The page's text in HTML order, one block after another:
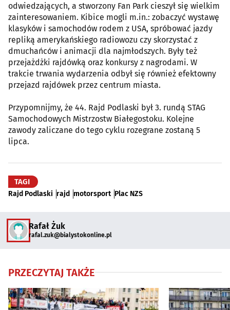
odwiedzających, a stworzony Fan Park cieszył się wielkim
zainteresowaniem. Kibice mogli m.in.: zobaczyć wystawę
klasyków i samochodów rodem z USA, spróbować jazdy
repliką amerykańskiego radiowozu czy skorzystać z
dmuchańców i animacji dla najmłodszych. Były też
przejażdżki rajdówką oraz konkursy z nagrodami. W
trakcie trwania wydarzenia odbył się również efektowny
przejazd rajdówek przez centrum miasta.
Przypomnijmy, że 44. Rajd Podlaski był 3. rundą STAG
Samochodowych Mistrzostw Białegostoku. Kolejne
zawody zaliczane do tego cyklu rozegrane zostaną 5
lipca.
TAGI
Rajd Podlaski rajd motorsport Plac NZS
Rafał Żuk
rafal.zuk@bialystokonline.pl
PRZECZYTAJ TAKŻE